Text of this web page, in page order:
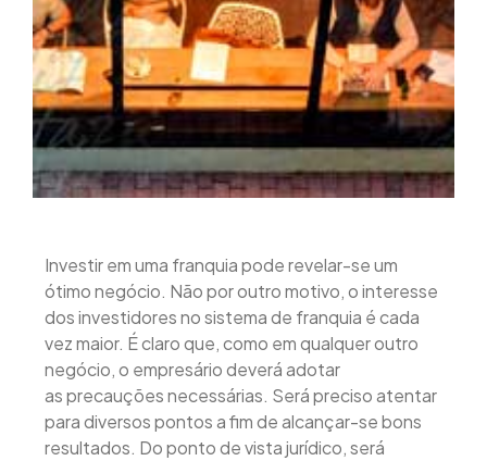
Investir em uma franquia pode revelar-se um
ótimo negócio. Não por outro motivo, o interesse
dos investidores no sistema de franquia é cada
vez maior. É claro que, como em qualquer outro
negócio, o empresário deverá adotar
as precauções necessárias. Será preciso atentar
para diversos pontos a fim de alcançar-se bons
resultados. Do ponto de vista jurídico, será